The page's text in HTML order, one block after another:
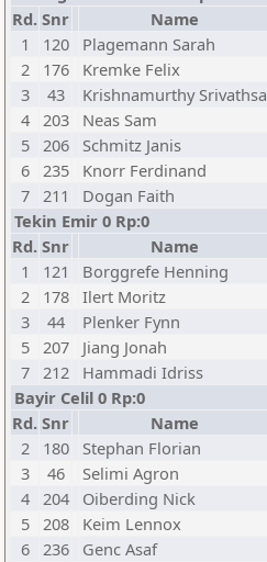
Rd. Snr Name
1
120 Plagemann Sarah
2
176 Kremke Felix
3
43 Krishnamurthy Srivathsa
4 203 Neas Sam
5 206 Schmitz Janis
6 235 Knorr Ferdinand
7 211 Dogan Faith
Tekin Emir 0 Rp:0
Rd. Snr Name
1
121 Borggrefe Henning
2
178 Ilert Moritz
3
44 Plenker Fynn
5 207 Jiang Jonah
7 212 Hammadi Idriss
Bayir Celil 0 Rp:0
Rd. Snr Name
2
180 Stephan Florian
3
46 Selimi Agron
4 204 Oiberding Nick
5 208 Keim Lennox
6 236 Genc Asaf